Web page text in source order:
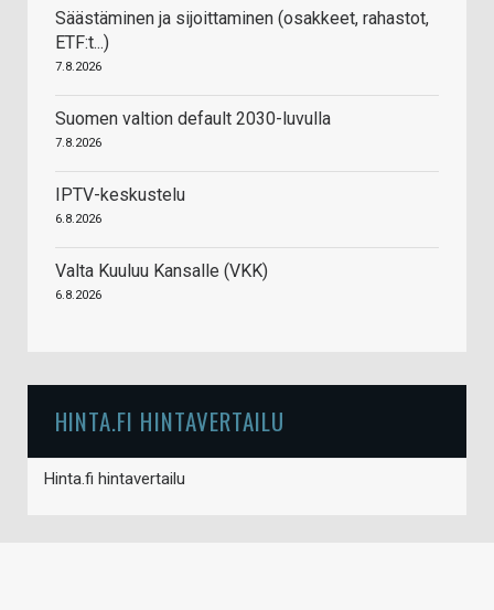
Säästäminen ja sijoittaminen (osakkeet, rahastot,
ETF:t...)
7.8.2026
Suomen valtion default 2030-luvulla
7.8.2026
IPTV-keskustelu
6.8.2026
Valta Kuuluu Kansalle (VKK)
6.8.2026
HINTA.FI HINTAVERTAILU
Hinta.fi hintavertailu